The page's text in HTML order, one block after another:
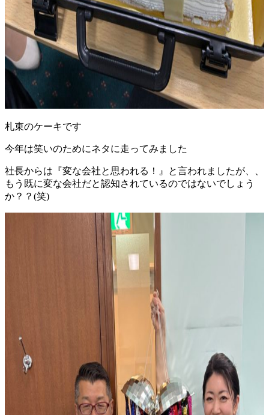
札束のケーキです
今年は笑いのためにネタに走ってみました
社長からは『変な会社と思われる！』と言われましたが、、
もう既に変な会社だと認知されているのではないでしょう
か？？(笑)